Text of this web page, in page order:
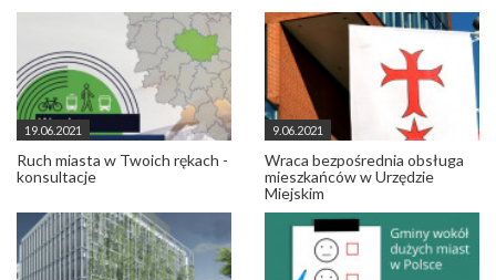
19.06.2021
Ruch miasta w Twoich rękach -
konsultacje
9.06.2021
Wraca bezpośrednia obsługa
mieszkańców w Urzędzie
Miejskim